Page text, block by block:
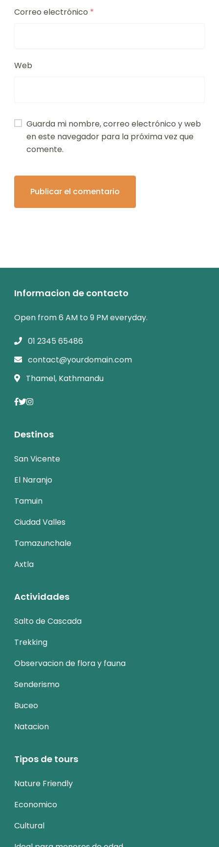
Correo electrónico *
Web
Guarda mi nombre, correo electrónico y web
en este navegador para la próxima vez que
comente.
Informacion de contacto
Open from 6 AM to 9 PM everyday.
01 2345 65486
contact@yourdomain.com
Thamel, Kathmandu
Destinos
San Vicente
El Naranjo
Tamuin
Ciudad Valles
Tamazunchale
Axtla
Actividades
Salto de Cascada
Trekking
Observacion de flora y fauna
Senderismo
Buceo
Natacion
Tipos de tours
Nature Friendly
Economico
Cultural